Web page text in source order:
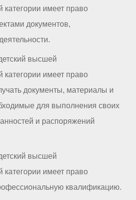
категории имеет право
документов,
высшей
категории имеет право
документы, материалы и
для выполнения своих
и распоряжений
высшей
категории имеет право
квалификацию.